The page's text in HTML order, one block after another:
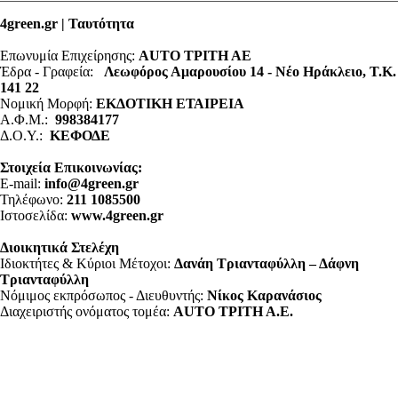
4green.gr | Ταυτότητα
Επωνυμία Επιχείρησης: AUTO ΤΡΙΤΗ ΑΕ
Έδρα - Γραφεία: Λεωφόρος Αμαρουσίου 14 - Νέο Ηράκλειο, Τ.Κ.
141 22
Νομική Μορφή: ΕΚΔΟΤΙΚΗ ΕΤΑΙΡΕΙΑ
Α.Φ.Μ.: 998384177
Δ.Ο.Υ.: ΚΕΦΟΔΕ
Στοιχεία Επικοινωνίας:
E-mail: info@4green.gr
Τηλέφωνο: 211 1085500
Ιστοσελίδα: www.4green.gr
Διοικητικά Στελέχη
Ιδιοκτήτες & Κύριοι Μέτοχοι: Δανάη Τριανταφύλλη – Δάφνη
Τριανταφύλλη
Νόμιμος εκπρόσωπος - Διευθυντής: Νίκος Καρανάσιος
Διαχειριστής ονόματος τομέα: ΑUTO ΤΡΙΤΗ Α.Ε.